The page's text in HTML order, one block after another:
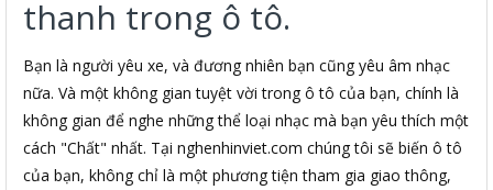
thanh trong ô tô.
Bạn là người yêu xe, và đương nhiên bạn cũng yêu âm nhạc
nữa. Và một không gian tuyệt vời trong ô tô của bạn, chính là
không gian để nghe những thể loại nhạc mà bạn yêu thích một
cách "Chất" nhất. Tại nghenhinviet.com chúng tôi sẽ biến ô tô
của bạn, không chỉ là một phương tiện tham gia giao thông,